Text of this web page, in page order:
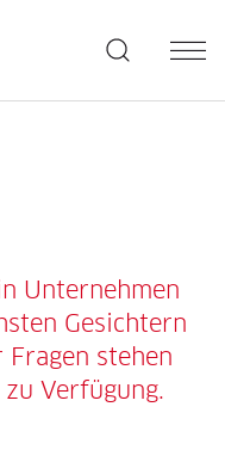
Unternehmen
Gesichtern
stehen
Verfügung.